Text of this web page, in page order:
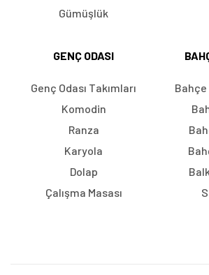
Gümüşlük
GENÇ ODASI
Genç Odası Takımları
Komodin
Ranza
Karyola
Dolap
Çalışma Masası
Bahçe